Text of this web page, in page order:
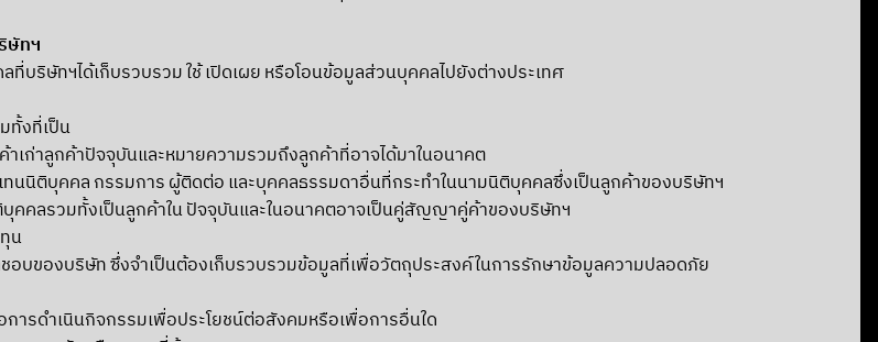
ษัทฯ
ริษัทฯได้เก็บรวบรวม ใช้ เปิดเผย หรือโอนข้อมูลส่วนบุคคลไปยังต่างประเทศ
ทั้งที่เป็น
เก่าลูกค้าปัจจุบันและหมายความรวมถึงลูกค้าที่อาจได้มาในอนาคต
นนิติบุคคล กรรมการ ผู้ติดต่อ และบุคคลธรรมดาอื่นที่กระทำในนามนิติบุคคลซึ่งเป็นลูกค้าของบริษัทฯ
คลรวมทั้งเป็นลูกค้าใน ปัจจุบันและในอนาคตอาจเป็นคู่สัญญาคู่ค้าของบริษัทฯ
น
บของบริษัท ซึ่งจำเป็นต้องเก็บรวบรวมข้อมูลที่เพื่อวัตถุประสงค์ในการรักษาข้อมูลความปลอดภัย
ารดำเนินกิจกรรมเพื่อประโยชน์ต่อสังคมหรือเพื่อการอื่นใด